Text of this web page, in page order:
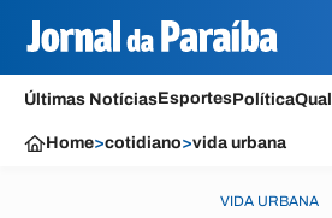
Últimas NotíciasEsportesPolítica
Home>cotidiano>vida urbana
VIDA URBANA